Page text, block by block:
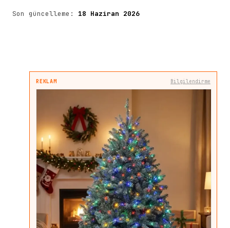
Son güncelleme: 18 Haziran 2026
REKLAM Bilgilendirme